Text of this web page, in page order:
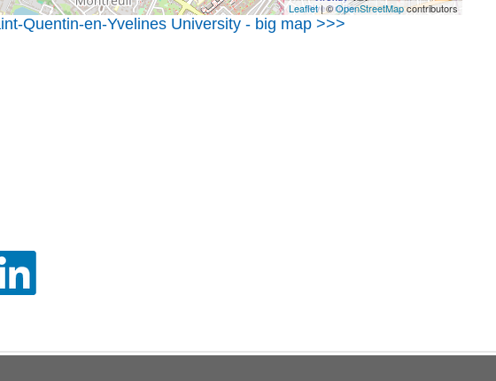
Leaflet| ©OpenStreetMapcontributors
Quentin-en-Yvelines University - big map >>>